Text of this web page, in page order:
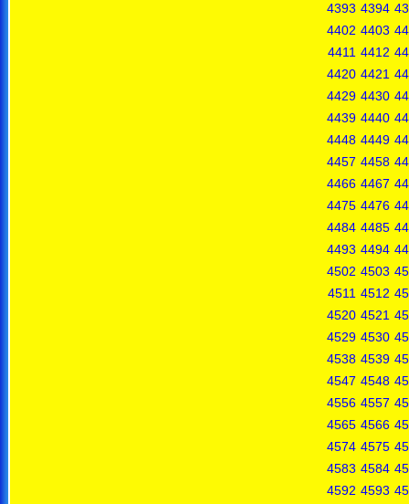
4393 4394
4402 4403
4411 4412
4420 4421
4429 4430
4439 4440
4448 4449
4457 4458
4466 4467
4475 4476
4484 4485
4493 4494
4502 4503
4511 4512
4520 4521
4529 4530
4538 4539
4547 4548
4556 4557
4565 4566
4574 4575
4583 4584
4592 4593